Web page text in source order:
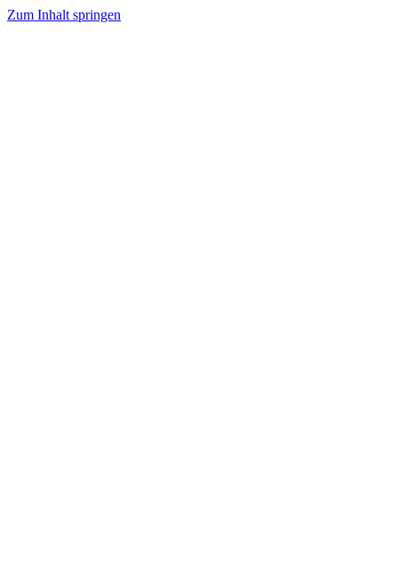
Zum Inhalt springen